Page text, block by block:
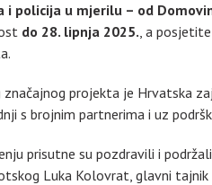
i policija u mjerilu – od
do 28. lipnja 2025., a
projekta je Hrvatska
s brojnim partnerima i uz
prisutne su pozdravili i
Luka Kolovrat, glavni